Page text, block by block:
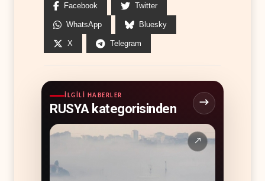
Facebook Twitter
WhatsApp Bluesky
X Telegram
İLGILI HABERLER
RUSYA kategorisinden
↗